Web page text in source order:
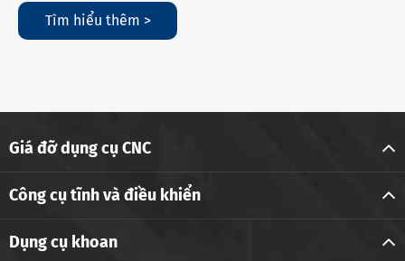
Tìm hiểu thêm >
Giá đỡ dụng cụ CNC
Công cụ tĩnh và điều khiển
Dụng cụ khoan